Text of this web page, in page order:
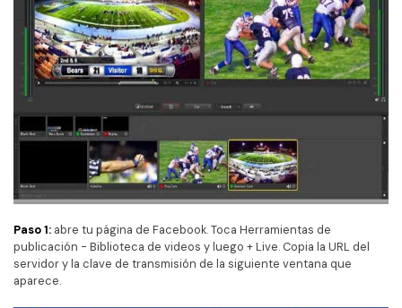
Paso 1: abre tu página de Facebook. Toca Herramientas de
publicación - Biblioteca de videos y luego + Live. Copia la URL del
servidor y la clave de transmisión de la siguiente ventana que
aparece.